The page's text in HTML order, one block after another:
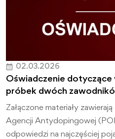
02.03.2026
Oświadczenie dotyczące
próbek dwóch
Załączone materiały
Agencji Antydopingowej
odpowiedzi na najczęściej